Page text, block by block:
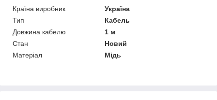
Країна виробник
Україна
Тип
Кабель
Довжина кабелю
1 м
Стан
Новий
Матеріал
Мідь